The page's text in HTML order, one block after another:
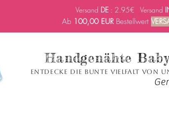
Versand DE : 2.95€ Versand
Ab 100,00 EURBestellwert
Handgenähte
Entdecke die bunte Vielfalt von